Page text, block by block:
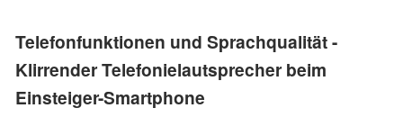
Telefonfunktionen und Sprachqualität -
Klirrender Telefonielautsprecher beim
Einsteiger-Smartphone